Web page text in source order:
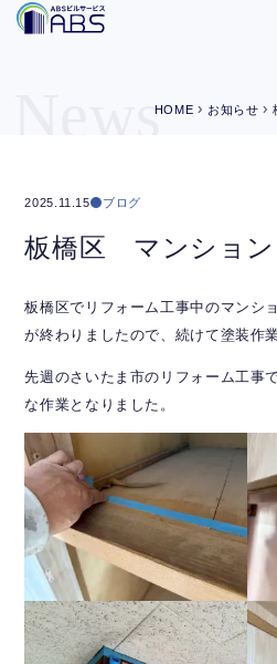
NewsHOME chevron_right お知らせ chevron_right
2025.11.15 ブログ
板橋区 マンション
板橋区でリフォーム工事中のマンシ
が終わりましたので、続けて塗装作
先週のさいたま市のリフォーム工事
な作業となりました。